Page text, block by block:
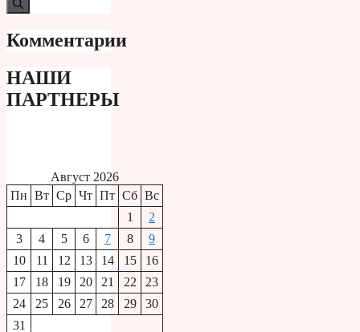
Комментарии
НАШИ
ПАРТНЕРЫ
Август 2026
Пн Вт Ср Чт Пт Сб Вс
1
2
3
4 5 6 7 8
9
10
11 12 13 14 15
16
17
18 19 20 21 22
23
24
25 26 27 28 29
30
31